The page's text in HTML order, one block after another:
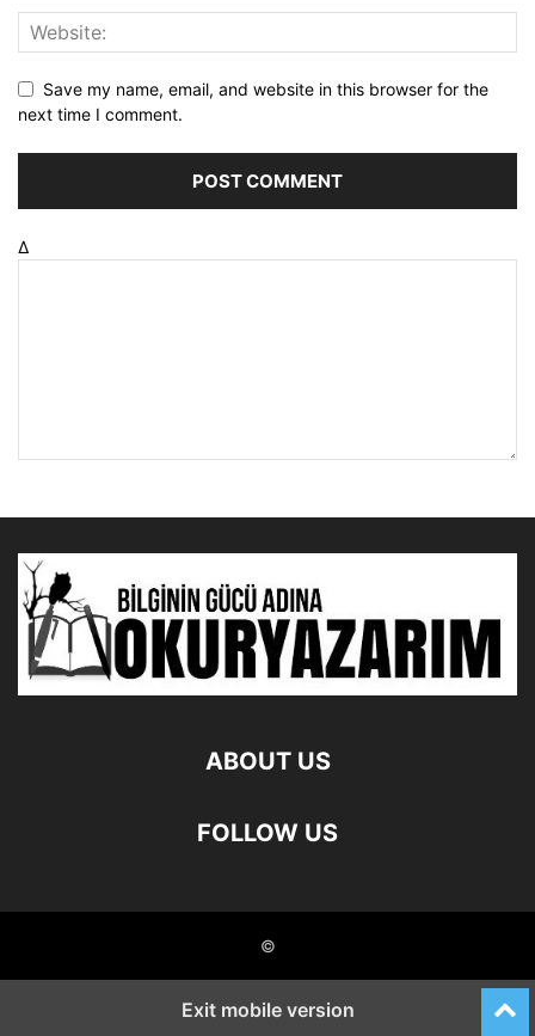
Save my name, email, and website in this browser for the
next time I comment.
Δ
ABOUT US
FOLLOW US
©
Exit mobile version